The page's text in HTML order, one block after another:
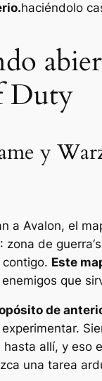
haciéndolo
Duty
y
a Avalon, el
zona de guerra
Este
que
de
allí, y
una tarea